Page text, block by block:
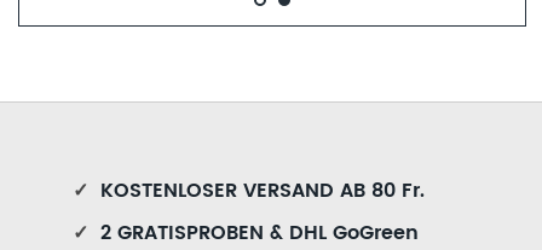
✓ KOSTENLOSER VERSAND AB 80 Fr.
✓ 2 GRATISPROBEN & DHL GoGreen